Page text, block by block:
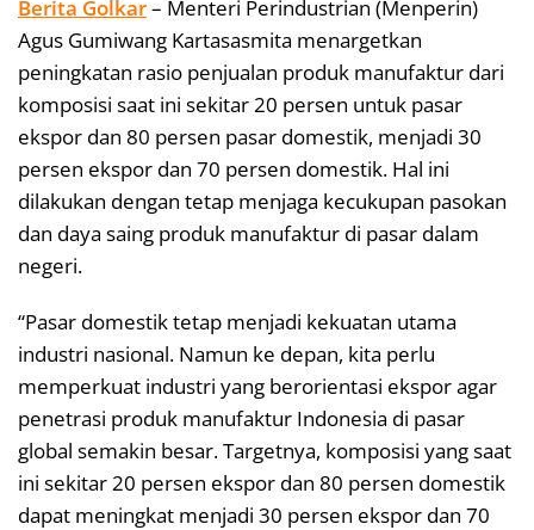
Berita Golkar– Menteri Perindustrian (Menperin)
Agus Gumiwang Kartasasmita menargetkan
peningkatan rasio penjualan produk manufaktur dari
komposisi saat ini sekitar 20 persen untuk pasar
ekspor dan 80 persen pasar domestik, menjadi 30
persen ekspor dan 70 persen domestik. Hal ini
dilakukan dengan tetap menjaga kecukupan pasokan
dan daya saing produk manufaktur di pasar dalam
negeri.
“Pasar domestik tetap menjadi kekuatan utama
industri nasional. Namun ke depan, kita perlu
memperkuat industri yang berorientasi ekspor agar
penetrasi produk manufaktur Indonesia di pasar
global semakin besar. Targetnya, komposisi yang saat
ini sekitar 20 persen ekspor dan 80 persen domestik
dapat meningkat menjadi 30 persen ekspor dan 70